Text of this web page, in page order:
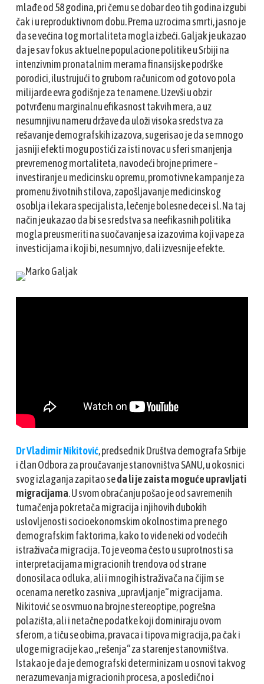
mlađe od 58 godina, pri čemu se dobar deo tih godina izgubi
čak i u reproduktivnom dobu. Prema uzrocima smrti, jasno je
da se većina tog mortaliteta mogla izbeći. Galjak je ukazao
da je sav fokus aktuelne populacione politike u Srbiji na
intenzivnim pronatalnim merama finansijske podrške
porodici, ilustrujući to grubom računicom od gotovo pola
milijarde evra godišnje za te namene. Uzevši u obzir
potvrđenu marginalnu efikasnost takvih mera, a uz
nesumnjivu nameru države da uloži visoka sredstva za
rešavanje demografskih izazova, sugerisao je da se mnogo
jasniji efekti mogu postići za isti novac u sferi smanjenja
prevremenog mortaliteta, navodeći brojne primere –
investiranje u medicinsku opremu, promotivne kampanje za
promenu životnih stilova, zapošljavanje medicinskog
osoblja i lekara specijalista, lečenje bolesne dece i sl. Na taj
način je ukazao da bi se sredstva sa neefikasnih politika
mogla preusmeriti na suočavanje sa izazovima koji vape za
investicijama i koji bi, nesumnjvo, dali izvesnije efekte.
Dr Vladimir Nikitović, predsednik Društva demografa Srbije
i član Odbora za proučavanje stanovništva SANU, u okosnici
svog izlaganja zapitao seda li je zaista moguće upravljati
migracijama. U svom obraćanju pošao je od savremenih
tumačenja pokretača migracija i njihovih dubokih
uslovljenosti socioekonomskim okolnostima pre nego
demografskim faktorima, kako to vide neki od vodećih
istraživača migracija. To je veoma često u suprotnosti sa
interpretacijama migracionih trendova od strane
donosilaca odluka, ali i mnogih istraživača na čijim se
ocenama neretko zasniva „upravljanje“ migracijama.
Nikitović se osvrnuo na brojne stereoptipe, pogrešna
polazišta, ali i netačne podatke koji dominiraju ovom
sferom, a tiču se obima, pravaca i tipova migracija, pa čak i
uloge migracije kao „rešenja“ za starenje stanovništva.
Istakao je da jedemografski determinizamu osnovi takvog
nerazumevanja migracionih procesa, a posledično i